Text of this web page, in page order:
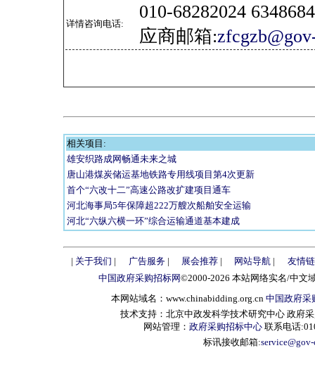
详情咨询电话:
010-68282024
应商邮箱:
相关项目:
雄安织路成网畅通未来之城
唐山港煤炭储运基地铁路专用线项目第4次更新
首个“六改十二”高速公路改扩建项目通车
河北海事局5年保障超222万艘次船舶安全运输
河北“六纵六横一环”综合运输通道基本建成
| 关于我们 | 广告服务| 展会推荐| 网站导航 |
友情
中国政府采购招标网©2000-2026 本站网络实名/中文
本网站域名：www.chinabidding.org.cn 中国政府采
技术支持：北京中政发科学技术研究中心 政府
网站管理： 政府采购招标中心 联系电话
标讯接收邮箱: